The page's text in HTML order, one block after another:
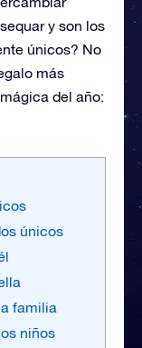
y son los
únicos? No
más
del año:
únicos
familia
niños